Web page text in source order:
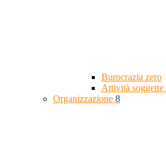
Burocrazia zero
Attività
Organizzazione 8